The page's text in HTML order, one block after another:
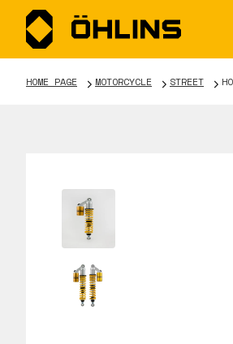
HOME PAGE MOTORCYCLE STREET